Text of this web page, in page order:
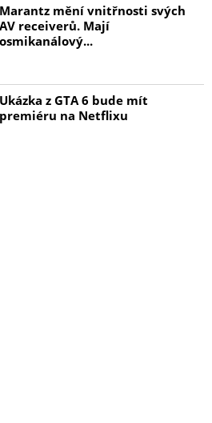
Marantz mění vnitřnosti svých
AV receiverů. Mají
osmikanálový...
Ukázka z GTA 6 bude mít
premiéru na Netflixu